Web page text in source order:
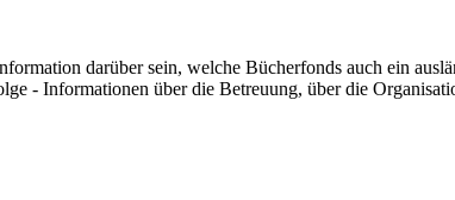
darüber sein, welche Bücherfonds auch ein
- Informationen über die Betreuung, über die